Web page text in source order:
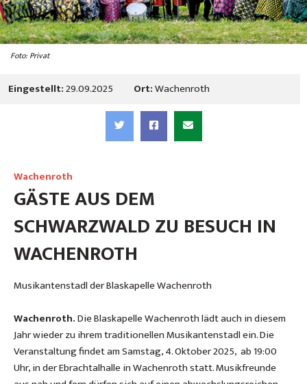
Foto: Privat
Eingestellt:29.09.2025 Ort:Wachenroth
Wachenroth
GÄSTE AUS DEM
SCHWARZWALD ZU BESUCH IN
WACHENROTH
Musikantenstadl der Blaskapelle Wachenroth
Wachenroth.Die Blaskapelle Wachenroth lädt auch in diesem
Jahr wieder zu ihrem traditionellen Musikantenstadl ein. Die
Veranstaltung findet am Samstag, 4. Oktober 2025, ab 19:00
Uhr, in der Ebrachtalhalle in Wachenroth statt. Musikfreunde